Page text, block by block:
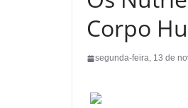
Corpo
segunda-feira, 13 de